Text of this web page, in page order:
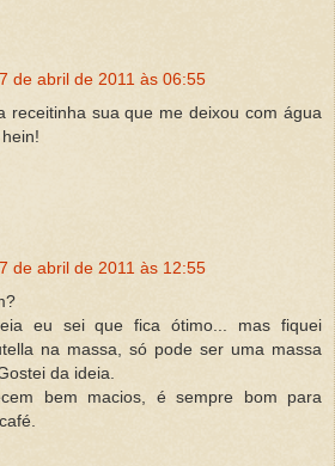
de abril de 2011 às 06:55
receitinha sua que me deixou com água
de abril de 2011 às 12:55
eu sei que fica ótimo... mas fiquei
na massa, só pode ser uma massa
da ideia.
bem macios, é sempre bom para